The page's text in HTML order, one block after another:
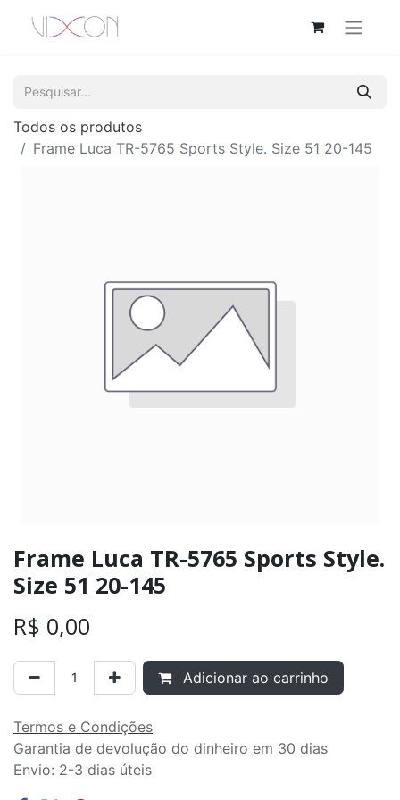
Todos os produtos
Frame Luca TR-5765 Sports Style. Size 51 20-145
Frame Luca TR-5765 Sports Style.
Size 51 20-145
R$ 0,00
Adicionar ao carrinho
Termos e Condições
Garantia de devolução do dinheiro em 30 dias
Envio: 2-3 dias úteis